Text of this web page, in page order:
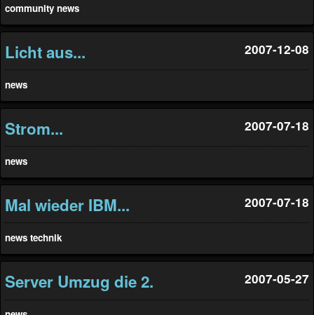
community news
Licht aus... 2007-12-08
news
Strom... 2007-07-18
news
Mal wieder IBM... 2007-07-18
news technik
Server Umzug die 2. 2007-05-27